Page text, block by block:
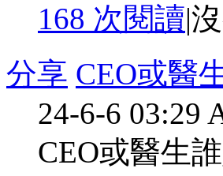
168 次閱讀|
分享 CEO或醫
24-6-6 03:29
CEO或醫生